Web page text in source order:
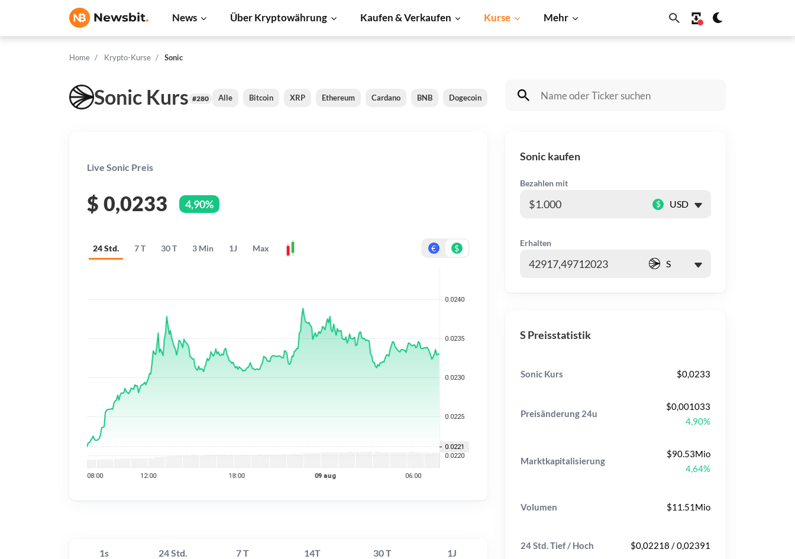
News Über Kryptowährung Kaufen & Verkaufen Kurse Mehr
Home Krypto-Kurse Sonic
Sonic Kurs #280 Alle Bitcoin XRP Ethereum Cardano BNB Dogecoin Litecoin Shiba Inu Solana
Live Sonic Preis
$ 0,0233 4,90%
24 Std. 7 T 30 T 3 Min 1J Max € $
1s 24 Std. 7 T 14T 30 T
1J
Sonic kaufen
Bezahlen mit
$
Erhalten
S Preisstatistik
Sonic Kurs $0,0233
Preisänderung 24u
$0,001033
4,90%
Marktkapitalisierung
$90.53Mio
4,64%
Volumen $11.51Mio
24 Std. Tief / Hoch $0,02218 / 0,02391